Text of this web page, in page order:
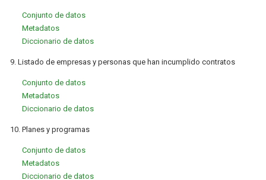
Conjunto de datos
Metadatos
Diccionario de datos
9. Listado de empresas y personas que han incumplido contratos
Conjunto de datos
Metadatos
Diccionario de datos
10. Planes y programas
Conjunto de datos
Metadatos
Diccionario de datos